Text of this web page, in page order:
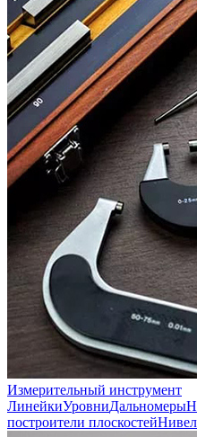
Измерительный инструмент
ЛинейкиУровниДальномеры
построители плоскостей